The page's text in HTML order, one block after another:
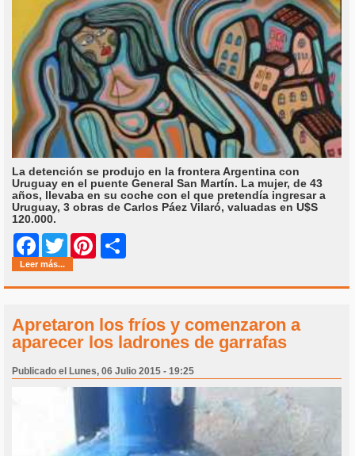
La detención se produjo en la frontera Argentina con
Uruguay en el puente General San Martín. La mujer, de 43
años, llevaba en su coche con el que pretendía ingresar a
Uruguay, 3 obras de Carlos Páez Vilaró, valuadas en U$S
120.000.
Facebook
Twitter Pinterest
Leer más...
Apretaron los fríos y comenzaron a
aparecer los ladrones de garrafas
Publicado el Lunes, 06 Julio 2015 - 19:25